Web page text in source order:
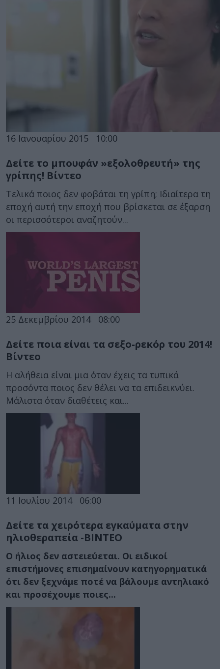
16 Ιανουαρίου 2015 10:00
Δείτε το μπουφάν »εξολοθρευτή» της
γρίπης! Βίντεο
Τελικά ποιος δεν φοβάται τη γρίπη; Ιδιαίτερα τη
εποχή αυτή την εποχή που βρίσκεται σε έξαρση
οι περισσότεροι αναζητούν...
25 Δεκεμβρίου 2014 08:00
Δείτε ποια είναι τα σεξο-ρεκόρ του 2014!
Βίντεο
Η αλήθεια είναι μια όταν έχεις τα τυπικά
προσόντα ποιος δεν θέλει να τα επιδεικνύει.
Μάλιστα όταν διαθέτεις και...
11 Ιουλίου 2014 06:00
Δείτε τα χειρότερα εγκαύματα στην
ηλιοθεραπεία -ΒΙΝΤΕΟ
Ο ήλιος δεν αστειεύεται. Οι ειδικοί
επιστήμονες επισημαίνουν κατηγορηματικά
ότι δεν ξεχνάμε ποτέ να βάλουμε αντηλιακό
και προσέχουμε ποιες...